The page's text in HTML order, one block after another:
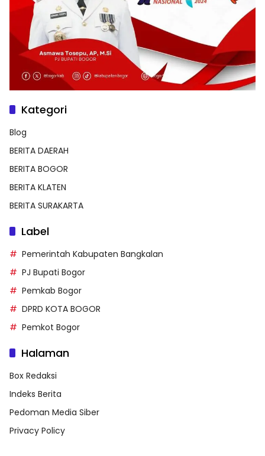
Kategori
Blog
BERITA DAERAH
BERITA BOGOR
BERITA KLATEN
BERITA SURAKARTA
Label
Pemerintah Kabupaten Bangkalan
PJ Bupati Bogor
Pemkab Bogor
DPRD KOTA BOGOR
Pemkot Bogor
Halaman
Box Redaksi
Indeks Berita
Pedoman Media Siber
Privacy Policy